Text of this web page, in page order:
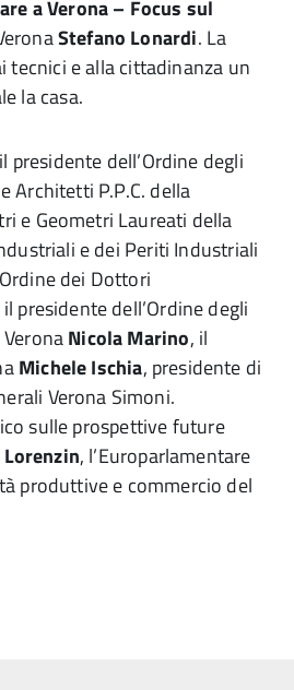
a Verona – Focus sul
Stefano Lonardi. La
tecnici e alla cittadinanza un
la casa.
dell’Ordine degli
Architetti P.P.C. della
e Geometri Laureati della
e dei Periti Industriali
dei Dottori
il presidente dell’Ordine degli
Nicola Marino, il
Michele Ischia, presidente di
Verona Simoni.
sulle prospettive future
, l’Europarlamentare
produttive e commercio del